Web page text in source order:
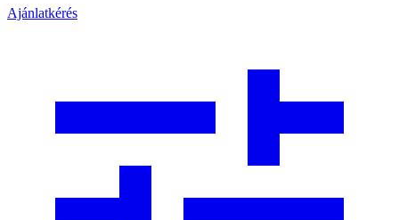
Ajánlatkérés